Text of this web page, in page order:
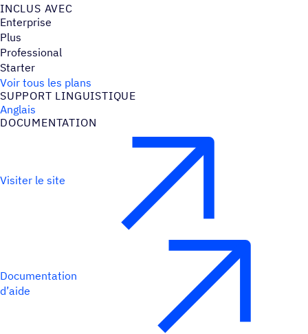
INCLUS AVEC
Enterprise
Plus
Professional
Starter
Voir tous les plans
SUPPORT LINGUIS­TIQUE
Anglais
DOCU­MEN­TA­TION
Visiter le site
Documentation
d’aide